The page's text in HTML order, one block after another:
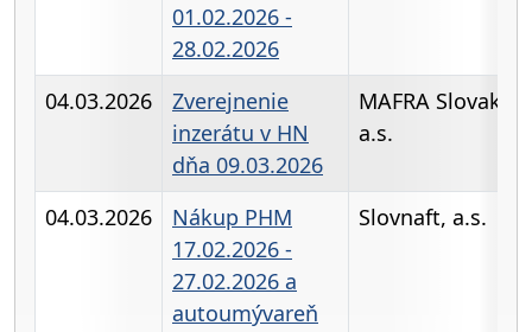
01.02.2026 -
28.02.2026
04.03.2026
Zverejnenie
inzerátu v HN
dňa 09.03.2026
MAFRA Slovakia,
a.s.
04.03.2026
Nákup PHM
17.02.2026 -
27.02.2026 a
autoumývareň
Slovnaft, a.s.